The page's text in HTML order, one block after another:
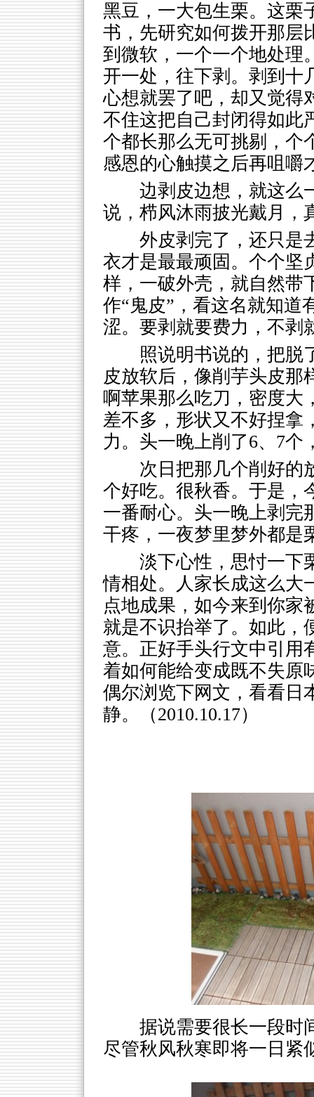
黑豆，一大包生栗。这栗
书，先研究如何拨开那层
到微软，一个一个地处理
开一处，往下剥。剥到十
心想就罢了吧，却又觉得
不住这把自己封闭得如此
个都长那么无可挑剔，个
感恩的心触摸之后再咀嚼
边剥皮边想，就这么
说，栉风沐雨披光戴月，
外皮剥完了，还只是
衣才是最最顽固。个个坚
样，一破外壳，就自然带
作“鬼皮”，看这名就知道
涩。要剥就要费力，不剥
照说明书说的，把脱
皮放软后，像削芋头皮那
啊苹果那么吃刀，密度大
差不多，形状又不好捏拿
力。头一晚上削了6、7个
次日把那几个削好的
个好吃。很秋香。于是，
一番耐心。头一晚上剥完
干疼，一夜梦里梦外都是
淡下心性，思忖一下
情相处。人家长成这么大
点地成果，如今来到你家
就是不识抬举了。如此，
意。正好手头行文中引用
着如何能给变成既不失原
偶尔浏览下网文，看看日
静。（2010.10.17）
据说需要很长一段时
尽管秋风秋寒即将一日紧